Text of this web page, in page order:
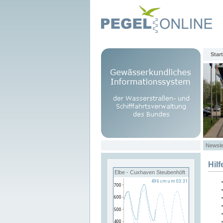
Start
Elbe - Cuxhaven Steubenhöft